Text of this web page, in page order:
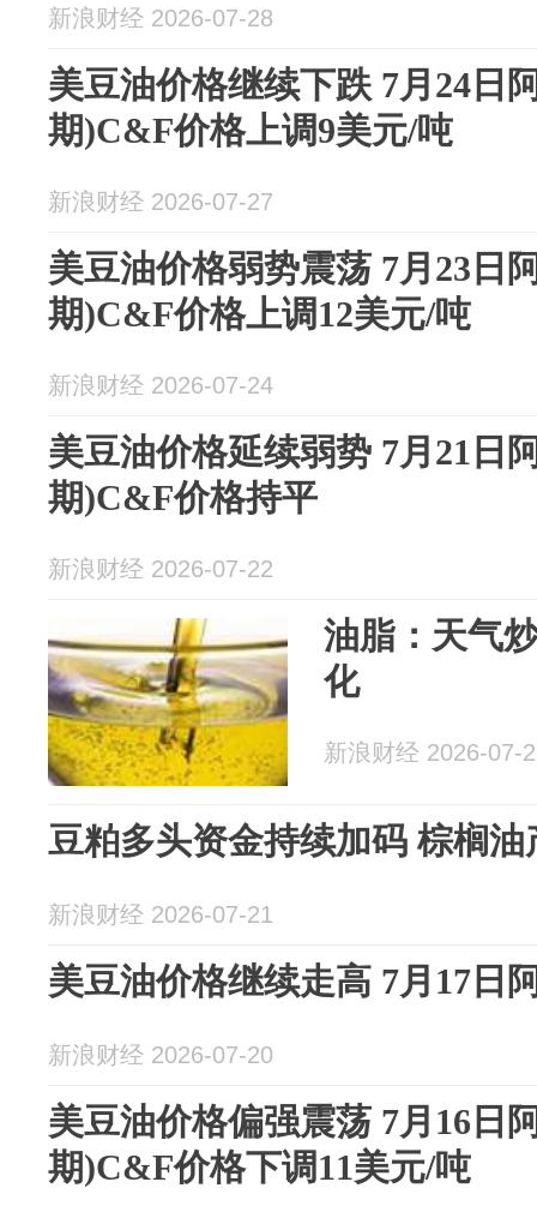
新浪财经 2026-07-28
美豆油价格继续下跌 7月24日
期)C&F价格上调9美元/吨
新浪财经 2026-07-27
美豆油价格弱势震荡 7月23日
期)C&F价格上调12美元/吨
新浪财经 2026-07-24
美豆油价格延续弱势 7月21日
期)C&F价格持平
新浪财经 2026-07-22
油脂：天气
化
新浪财经 2026-07-
豆粕多头资金持续加码 棕榈
新浪财经 2026-07-21
美豆油价格继续走高 7月17日
新浪财经 2026-07-20
美豆油价格偏强震荡 7月16日
期)C&F价格下调11美元/吨